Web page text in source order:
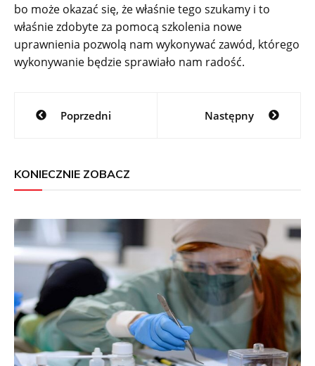
bo może okazać się, że właśnie tego szukamy i to
właśnie zdobyte za pomocą szkolenia nowe
uprawnienia pozwolą nam wykonywać zawód, którego
wykonywanie będzie sprawiało nam radość.
Nawigacja
wpisuPoprzedni Następny
KONIECZNIE ZOBACZ